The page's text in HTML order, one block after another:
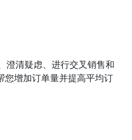
澄清疑虑、进行交叉销售和
您增加订单量并提高平均订